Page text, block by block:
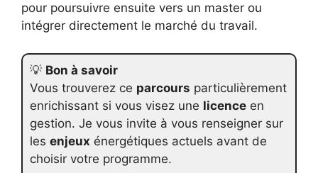
pour poursuivre ensuite vers un master ou
intégrer directement le marché du travail.
💡 Bon à savoir
Vous trouverez ce parcours particulièrement
enrichissant si vous visez une licence en
gestion. Je vous invite à vous renseigner sur
les enjeux énergétiques actuels avant de
choisir votre programme.